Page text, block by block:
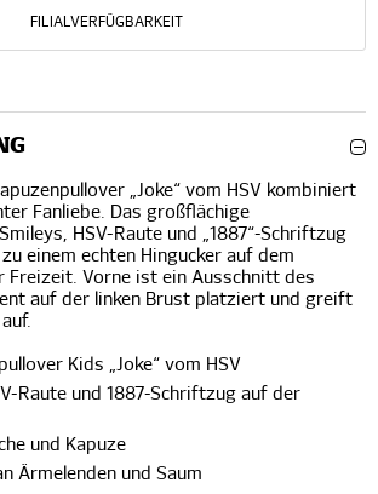
FILIALVERFÜGBARKEIT
„Joke“ vom HSV kombiniert
Fanliebe. Das großflächige
HSV-Raute und „1887“-Schriftzug
einem echten Hingucker auf dem
Freizeit. Vorne ist ein Ausschnitt des
auf der linken Brust platziert und greift
Kids „Joke“ vom HSV
Raute und 1887-Schriftzug auf der
und Kapuze
Ärmelenden und Saum